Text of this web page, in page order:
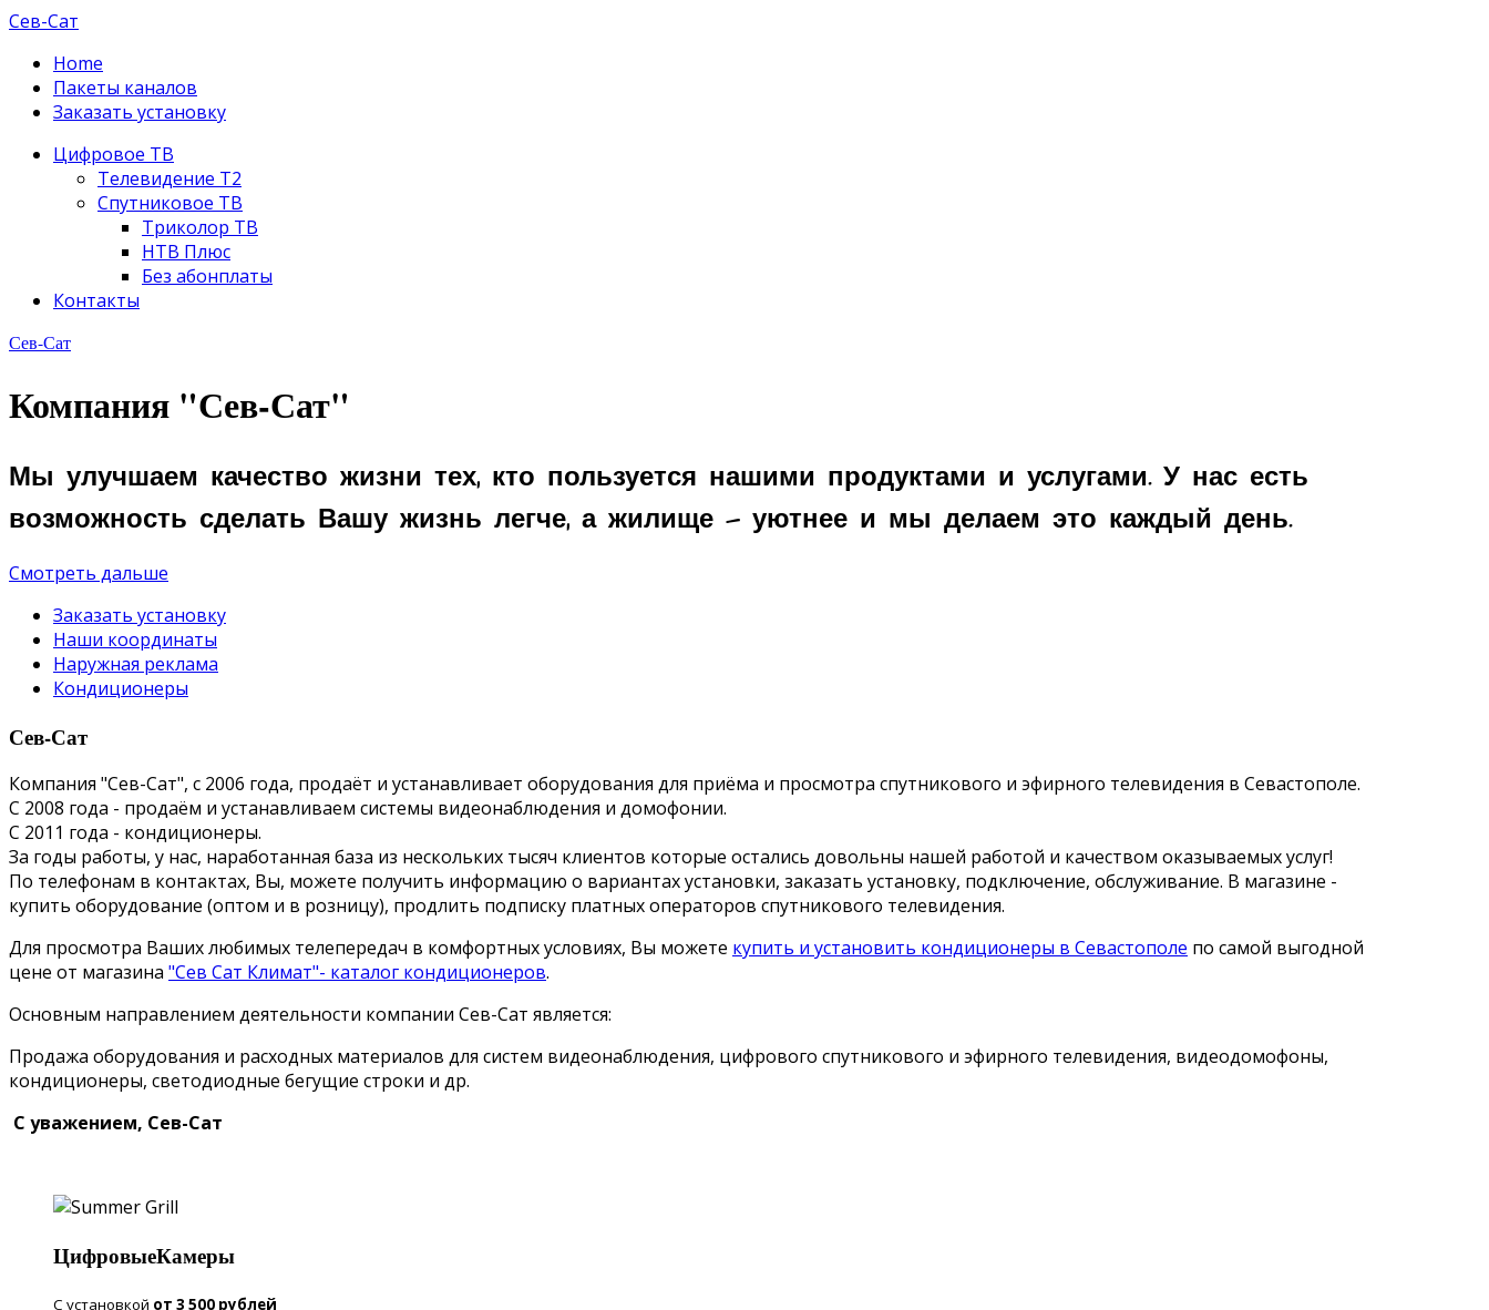
Сев-Сат
Home
Пакеты каналов
Заказать установку
Цифровое ТВ
Телевидение Т2
Спутниковое ТВ
Триколор ТВ
НТВ Плюс
Без абонплаты
Контакты
Сев-Сат
Компания "Сев-Сат"
Мы улучшаем качество жизни тех, кто пользуется нашими продуктами и услугами. У нас есть
возможность сделать Вашу жизнь легче, а жилище — уютнее и мы делаем это каждый день.
Смотреть дальше
Заказать установку
Наши координаты
Наружная реклама
Кондиционеры
Сев-Сат
Компания "Сев-Сат", с 2006 года, продаёт и устанавливает оборудования для приёма и просмотра спутникового и эфирного телевидения в Севастополе.
С 2008 года - продаём и устанавливаем системы видеонаблюдения и домофонии.
С 2011 года - кондиционеры.
За годы работы, у нас, наработанная база из нескольких тысяч клиентов которые остались довольны нашей работой и качеством оказываемых услуг!
По телефонам в контактах, Вы, можете получить информацию о вариантах установки, заказать установку, подключение, обслуживание. В магазине -
купить оборудование (оптом и в розницу), продлить подписку платных операторов спутникового телевидения.
Для просмотра Ваших любимых телепередач в комфортных условиях, Вы можете купить и установить кондиционеры в Севастополе по самой выгодной
цене от магазина "Сев Сат Климат"- каталог кондиционеров.
Основным направлением деятельности компании Сев-Сат является:
Продажа оборудования и расходных материалов для систем видеонаблюдения, цифрового спутникового и эфирного телевидения, видеодомофоны,
кондиционеры, светодиодные бегущие строки и др.
С уважением, Сев-Сат
ЦифровыеКамеры
С установкой от 3 500 рублей